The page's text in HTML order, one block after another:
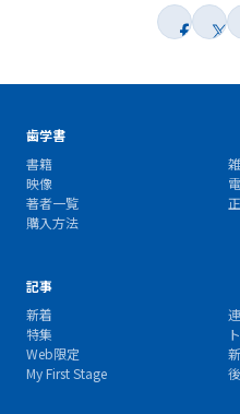
歯学書
書籍
映像
著者一覧
購入方法
記事
新着
特集
Web限定
My First Stage